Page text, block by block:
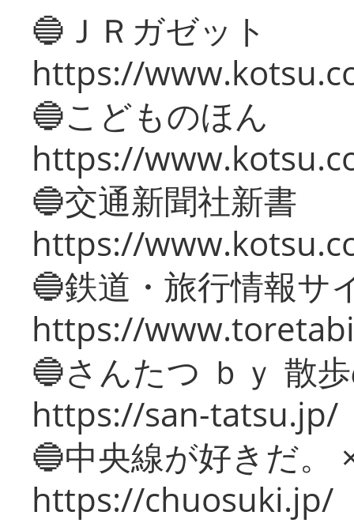
🔵ＪＲガゼット
https://
🔵こどものほん
https://
🔵交通新聞社新書
https://
🔵鉄道・旅行情報サ
https://
🔵さんたつ ｂｙ 散
https://san-tatsu.jp/
🔵中央線が好きだ。
https://chuosuki.jp/